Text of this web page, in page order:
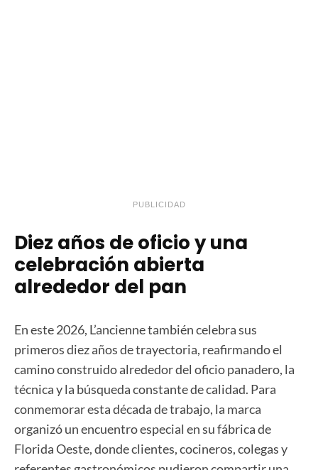
PUBLICIDAD
Diez años de oficio y una
celebración abierta
alrededor del pan
En este 2026, L’ancienne también celebra sus
primeros diez años de trayectoria, reafirmando el
camino construido alrededor del oficio panadero, la
técnica y la búsqueda constante de calidad. Para
conmemorar esta década de trabajo, la marca
organizó un encuentro especial en su fábrica de
Florida Oeste, donde clientes, cocineros, colegas y